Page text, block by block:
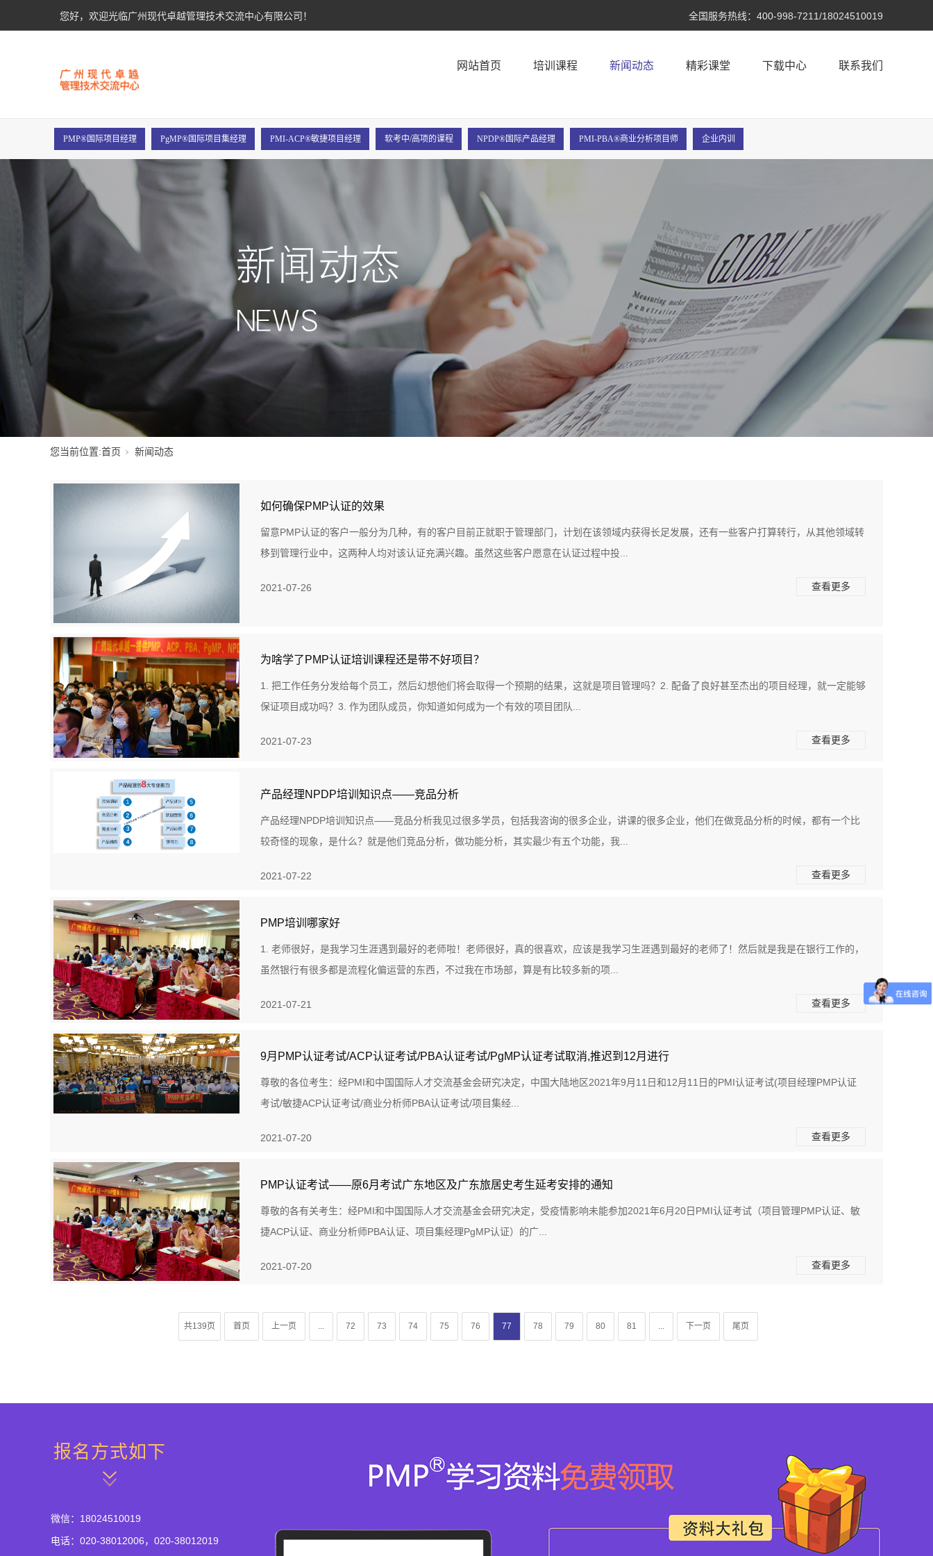
您好，欢迎光临广州现代卓越管理技术交流中心有限公司！ 全国服务热线： 400-998-7211/18024510019
网站首页 培训课程 新闻动态 精彩课堂 下载中心 联系我们
PMP®国际项目经理 PgMP®国际项目集经理 PMI-ACP®敏捷项目经理 软考中/高项的课程 NPDP®国际产品经理 PMI-PBA®商业分析项目师 企业内训
您当前位置:首页 新闻动态
如何确保PMP认证的效果
留意PMP认证的客户一般分为几种，有的客户目前正就职于管理部门，计划在该领域内获得长足发展，还有一些客户打算转行，从其他领域转
移到管理行业中，这两种人均对该认证充满兴趣。虽然这些客户愿意在认证过程中投...
2021-07-26 查看更多
为啥学了PMP认证培训课程还是带不好项目？
1. 把工作任务分发给每个员工，然后幻想他们将会取得一个预期的结果，这就是项目管理吗？2. 配备了良好甚至杰出的项目经理，就一定能够
保证项目成功吗？3. 作为团队成员，你知道如何成为一个有效的项目团队...
2021-07-23 查看更多
产品经理NPDP培训知识点——竞品分析
产品经理NPDP培训知识点——竞品分析我见过很多学员，包括我咨询的很多企业，讲课的很多企业，他们在做竞品分析的时候，都有一个比
较奇怪的现象，是什么？就是他们竞品分析，做功能分析，其实最少有五个功能，我...
2021-07-22 查看更多
PMP培训哪家好
1. 老师很好，是我学习生涯遇到最好的老师啦！老师很好，真的很喜欢，应该是我学习生涯遇到最好的老师了！然后就是我是在银行工作的，
虽然银行有很多都是流程化偏运营的东西，不过我在市场部，算是有比较多新的项...
2021-07-21 查看更多
9月PMP认证考试/ACP认证考试/PBA认证考试/PgMP认证考试取消,推迟到12月进行
尊敬的各位考生：经PMI和中国国际人才交流基金会研究决定，中国大陆地区2021年9月11日和12月11日的PMI认证考试(项目经理PMP认证
考试/敏捷ACP认证考试/商业分析师PBA认证考试/项目集经...
2021-07-20 查看更多
PMP认证考试——原6月考试广东地区及广东旅居史考生延考安排的通知
尊敬的各有关考生：经PMI和中国国际人才交流基金会研究决定，受疫情影响未能参加2021年6月20日PMI认证考试（项目管理PMP认证、敏
捷ACP认证、商业分析师PBA认证、项目集经理PgMP认证）的广...
2021-07-20 查看更多
共139页 首页 上一页 ... 72 73 74 75 76 77 78 79 80 81 ... 下一页 尾页
报名方式如下
微信：18024510019
电话：020-38012006，020-38012019